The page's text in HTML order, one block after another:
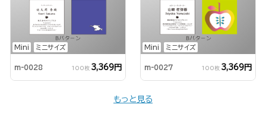
Mini ミニサイズ
m-0028 100枚 3,369円
Mini ミニサイズ
m-0027 100枚 3,369円
もっと見る